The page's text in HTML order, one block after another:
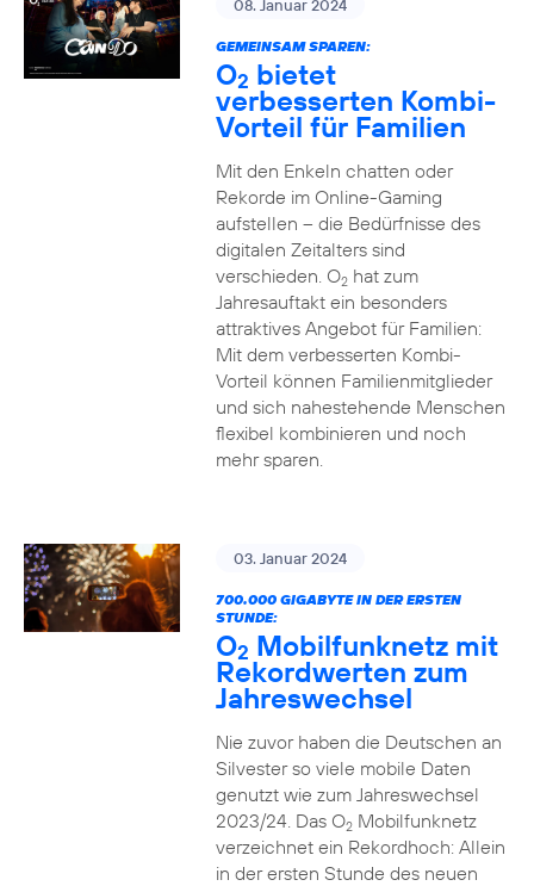
08. Januar 2024
GEMEINSAM SPAREN:
O2 bietet
verbesserten Kombi-
Vorteil für Familien
Mit den Enkeln chatten oder
Rekorde im Online-Gaming
aufstellen – die Bedürfnisse des
digitalen Zeitalters sind
verschieden. O2hat zum
Jahresauftakt ein besonders
attraktives Angebot für Familien:
Mit dem verbesserten Kombi-
Vorteil können Familienmitglieder
und sich nahestehende Menschen
flexibel kombinieren und noch
mehr sparen.
03. Januar 2024
700.000 GIGABYTE IN DER ERSTEN
STUNDE:
O2 Mobilfunknetz mit
Rekordwerten zum
Jahreswechsel
Nie zuvor haben die Deutschen an
Silvester so viele mobile Daten
genutzt wie zum Jahreswechsel
2023/24. Das O2Mobilfunknetz
verzeichnet ein Rekordhoch: Allein
in der ersten Stunde des neuen